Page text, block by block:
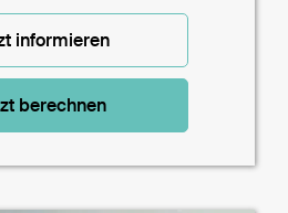
informieren
berechnen